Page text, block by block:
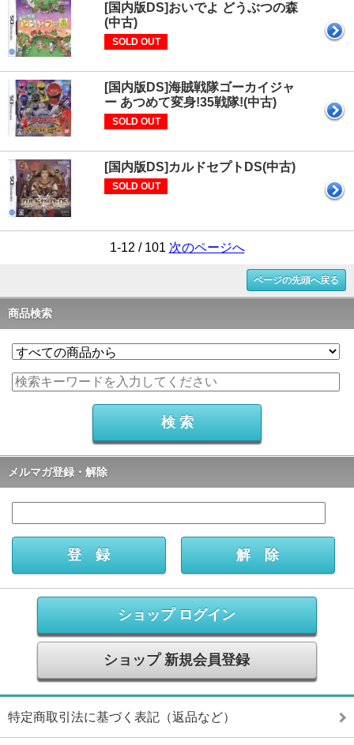
[国内版DS]おいでよ どうぶつの森
(中古)
SOLD OUT
[国内版DS]海賊戦隊ゴーカイジャ
ー あつめて変身!35戦隊!(中古)
SOLD OUT
[国内版DS]カルドセプトDS(中古)
SOLD OUT
1-12 / 101 次のページへ
ページの先頭へ戻る
商品検索
メルマガ登録・解除
ショップ ログイン
ショップ 新規会員登録
特定商取引法に基づく表記（返品など）